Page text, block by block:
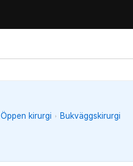
Öppen kirurgi Bukväggskirurgi